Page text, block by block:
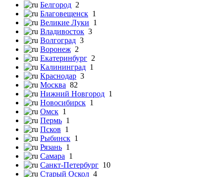
Белгород 2
Благовещенск 1
Великие Луки 1
Владивосток 3
Волгоград 3
Воронеж 2
Екатеринбург 2
Калининград 1
Краснодар 3
Москва 82
Нижний Новгород 1
Новосибирск 1
Омск 1
Пермь 1
Псков 1
Рыбинск 1
Рязань 1
Самара 1
Санкт-Петербург 10
Старый Оскол 4